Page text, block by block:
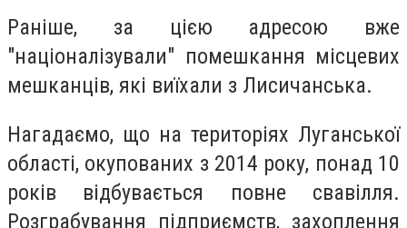
Раніше, за цією адресою вже
"націоналізували" помешкання місцевих
мешканців, які виїхали з Лисичанська.
Нагадаємо, що на територіях Луганської
області, окупованих з 2014 року, понад 10
років відбувається повне свавілля.
Розграбування підприємств, захоплення